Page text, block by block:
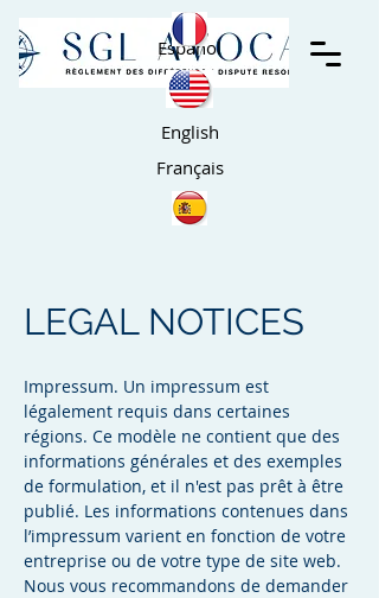
English
Español
Français
LEGAL NOTICES
Impressum. Un impressum est
légalement requis dans certaines
régions. Ce modèle ne contient que des
informations générales et des exemples
de formulation, et il n'est pas prêt à être
publié. Les informations contenues dans
l’impressum varient en fonction de votre
entreprise ou de votre type de site web.
Nous vous recommandons de demander